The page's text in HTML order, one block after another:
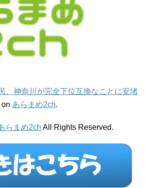
、神奈川が完全下位互換なことに安堵
あらまめ2ch.
らまめ2ch All Rights Reserved.